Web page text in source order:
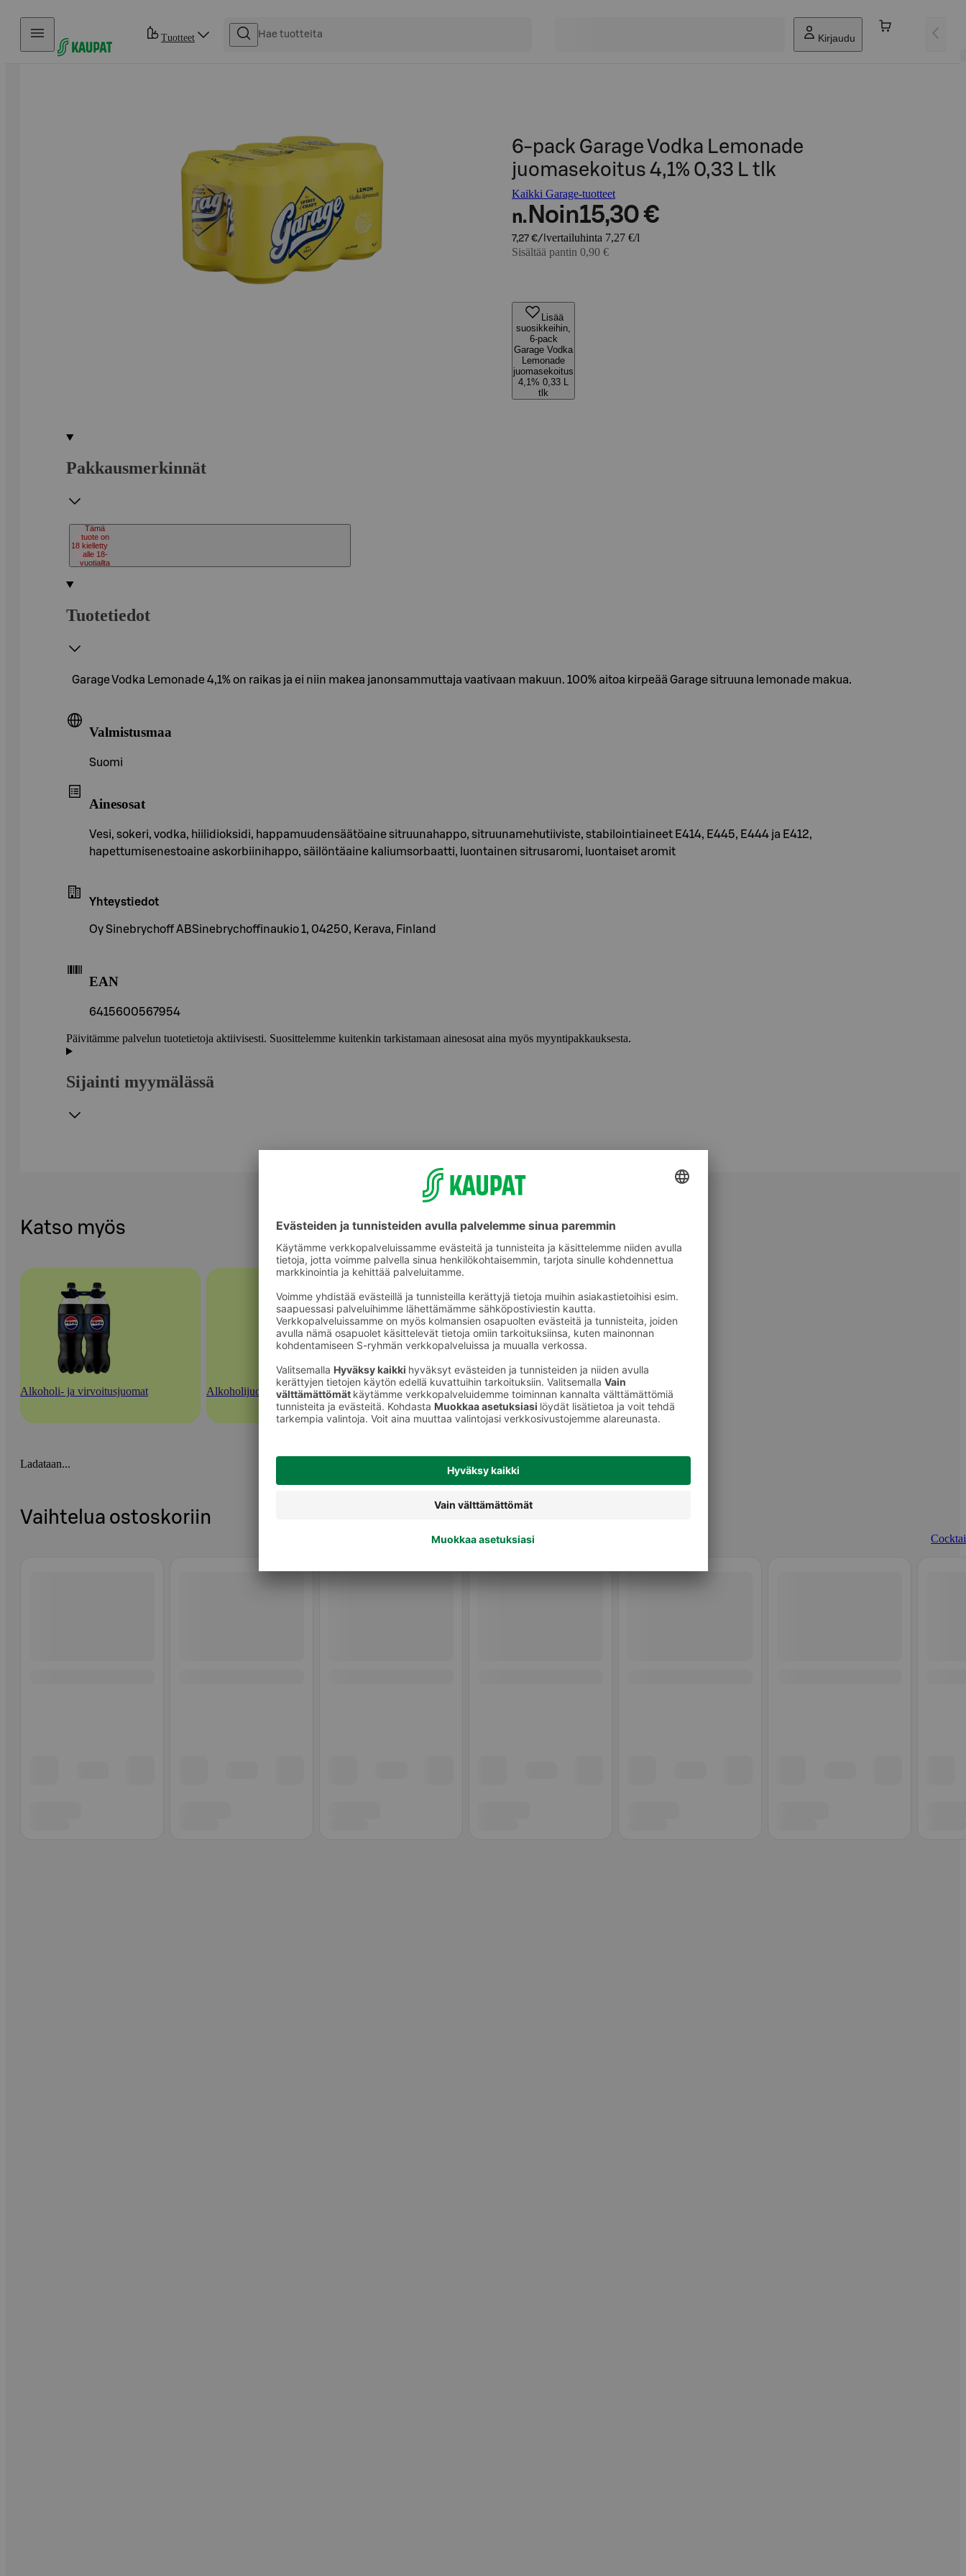
Hyppää sisältöön
Tuotteet Kirjaudu
6-pack Garage Vodka Lemonade
juomasekoitus 4,1% 0,33 L tlk
Kaikki Garage-tuotteet
n. Noin15,30 €
7,27 €/l vertailuhinta 7,27 €/l
Sisältää pantin 0,90 €
Lisää
suosikkeihin,
6-pack
Garage Vodka
Lemonade
juomasekoitus
4,1% 0,33 L
tlk
Pakkausmerkinnät
18
Tämä
tuote on
kielletty
alle 18-
vuotiailta
Tuotetiedot
Garage Vodka Lemonade 4,1% on raikas ja ei niin makea janonsammuttaja vaativaan makuun. 100% aitoa kirpeää Garage sitruuna lemonade makua.
Valmistusmaa
Suomi
Ainesosat
Vesi, sokeri, vodka, hiilidioksidi, happamuudensäätöaine sitruunahappo, sitruunamehutiiviste, stabilointiaineet E414, E445, E444 ja E412,
hapettumisenestoaine askorbiinihappo, säilöntäaine kaliumsorbaatti, luontainen sitrusaromi, luontaiset aromit
Yhteystiedot
Oy Sinebrychoff ABSinebrychoffinaukio 1, 04250, Kerava, Finland
EAN
6415600567954
Päivitämme palvelun tuotetietoja aktiivisesti. Suosittelemme kuitenkin tarkistamaan ainesosat aina myös myyntipakkauksesta.
Sijainti myymälässä
Katso myös
Alkoholi- ja virvoitusjuomat Alkoholijuomasekoitukset ja cocktailit Cocktailit
Ladataan...
Vaihtelua ostoskoriin